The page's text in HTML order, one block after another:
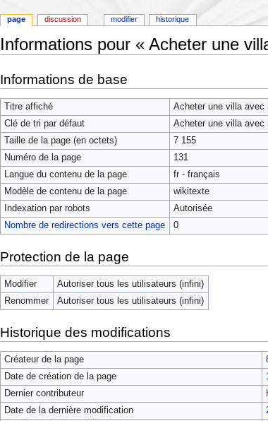
Informations pour « Acheter une
Informations de base
Titre affiché
Acheter une villa avec
Clé de tri par défaut
Acheter une villa avec
Taille de la page (en octets)
7 155
Numéro de la page
131
Langue du contenu de la page
fr - français
Modèle de contenu de la page
wikitexte
Indexation par robots
Autorisée
Nombre de redirections vers cette page
0
Protection de la page
Modifier
Autoriser tous les utilisateurs (infini)
Renommer
Autoriser tous les utilisateurs (infini)
Historique des modifications
Créateur de la page
Date de création de la page
Dernier contributeur
Date de la dernière modification
page discussion modifier historique